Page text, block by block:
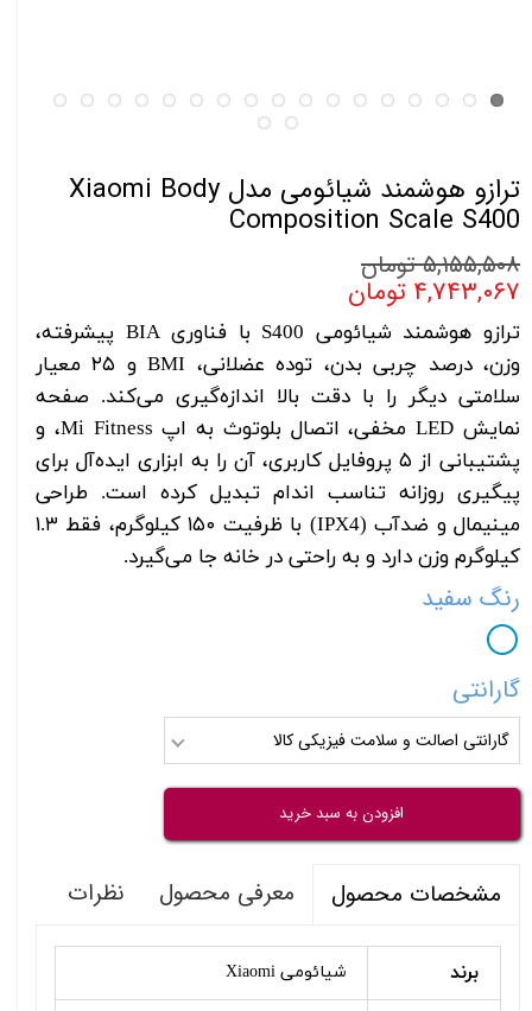
ترازو هوشمند شیائومی مدل Xiaomi Body
Composition Scale S400
۵,۱۵۵,۵۰۸ تومان
۴,۷۴۳,۰۶۷ تومان
ترازو هوشمند شیائومی S400 با فناوری BIA پیشرفته،
وزن، درصد چربی بدن، توده عضلانی، BMI و ۲۵ معیار
سلامتی دیگر را با دقت بالا اندازه‌گیری می‌کند. صفحه
نمایش LED مخفی، اتصال بلوتوث به اپ Mi Fitness، و
پشتیبانی از ۵ پروفایل کاربری، آن را به ابزاری ایده‌آل برای
پیگیری روزانه تناسب اندام تبدیل کرده است. طراحی
مینیمال و ضدآب (IPX4) با ظرفیت ۱۵۰ کیلوگرم، فقط ۱.۳
کیلوگرم وزن دارد و به راحتی در خانه جا می‌گیرد.
رنگ سفید
گارانتی
گارانتی اصالت و سلامت فیزیکی کالا
افزودن به سبد خرید
مشخصات محصول معرفی محصول نظرات
برند شیائومی Xiaomi